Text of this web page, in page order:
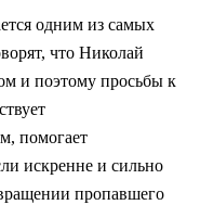
одним из самых
что Николай
и поэтому просьбы к
помогает
искренне и сильно
пропавшего